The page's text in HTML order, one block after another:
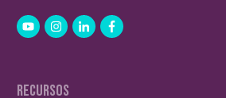
RECURSOS